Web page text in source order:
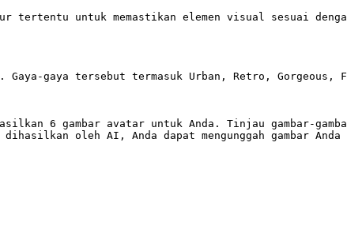
tertentu untuk memastikan elemen visual sesuai
Gaya-gaya tersebut termasuk Urban, Retro,
6 gambar avatar untuk Anda. Tinjau gambar-
oleh AI, Anda dapat mengunggah gambar